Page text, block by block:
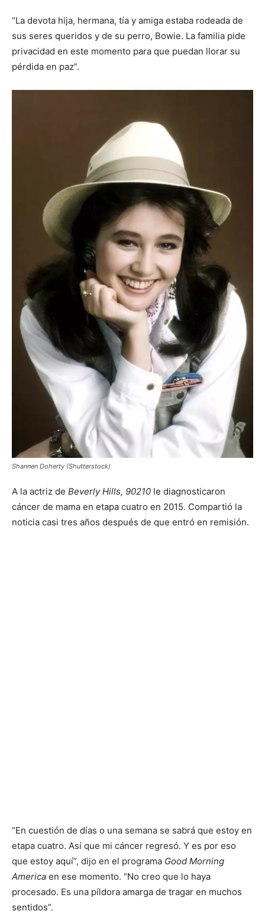
“La devota hija, hermana, tía y amiga estaba rodeada de
sus seres queridos y de su perro, Bowie. La familia pide
privacidad en este momento para que puedan llorar su
pérdida en paz”.
Shannen Doherty (Shutterstock)
A la actriz de Beverly Hills, 90210 le diagnosticaron
cáncer de mama en etapa cuatro en 2015. Compartió la
noticia casi tres años después de que entró en remisión.
“En cuestión de días o una semana se sabrá que estoy en
etapa cuatro. Así que mi cáncer regresó. Y es por eso
que estoy aquí”, dijo en el programa Good Morning
America en ese momento. “No creo que lo haya
procesado. Es una píldora amarga de tragar en muchos
sentidos”.